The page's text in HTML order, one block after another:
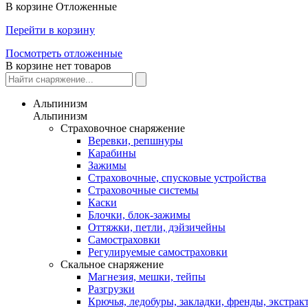
В корзине Отложенные
Перейти в корзину
Посмотреть отложенные
В корзине нет товаров
Альпинизм
Альпинизм
Страховочное снаряжение
Веревки, репшнуры
Карабины
Зажимы
Страховочные, спусковые устройства
Страховочные системы
Каски
Блочки, блок-зажимы
Оттяжки, петли, дэйзичейны
Самостраховки
Регулируемые самостраховки
Скальное снаряжение
Магнезия, мешки, тейпы
Разгрузки
Крючья, ледобуры, закладки, френды,